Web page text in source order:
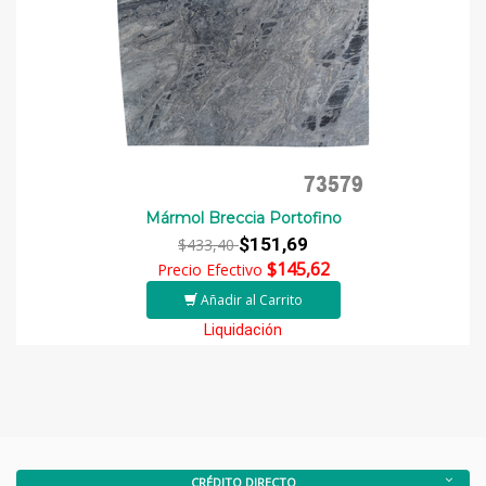
Mármol Breccia Portofino
$433,40$151,69
Precio Efectivo $145,62
Añadir al Carrito
Liquidación
CRÉDITO DIRECTO